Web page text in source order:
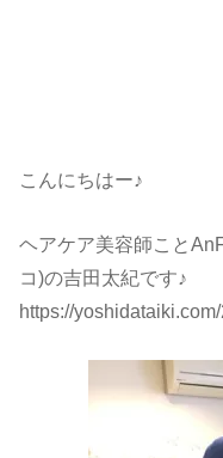
こんにちはー♪
ヘアケア美容師こと
コ)の吉田太紀です♪
https://